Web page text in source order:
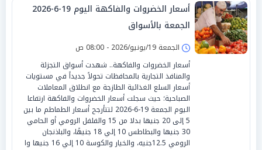
أسعار الخضروات والفاكهة اليوم 19-6-2026
الجمعة بالأسواق
الجمعة 19/يونيو/2026 - 08:00 ص
أسعار الخضروات والفاكهة.. شهدت أسواق التجزئة
والمنافذ التجارية بالمحافظات تحولاً جديداً في مستويات
أسعار السلع الغذائية الطازجة مع انطلاق المعاملات
الصباحية؛ حيث سجلت أسعار الخضروات والفاكهة ارتفاعا
اليوم الجمعة 19-6-2026 لتتأرجح أسعار الطماطم ما بين
5 إلى 20 جنيها بدلا من 15 والفلفل الرومي أو الحامي
30 جنيها والبطاطس 10 إلي 18 جنيهًا، والباذنجان
الرومي 12.5جنيه، والخيار والكوسة 10 إلي 16 جنيها وا